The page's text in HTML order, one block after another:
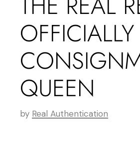
OFFICIALLY
QUEEN
by Real Authentication